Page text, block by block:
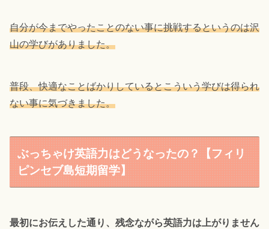
自分が今までやったことのない事に挑戦するというのは沢
山の学びがありました。
普段、快適なことばかりしているとこういう学びは得られ
ない事に気づきました。
ぶっちゃけ英語力はどうなったの？【フィリ
ピンセブ島短期留学】
最初にお伝えした通り、残念ながら英語力は上がりません